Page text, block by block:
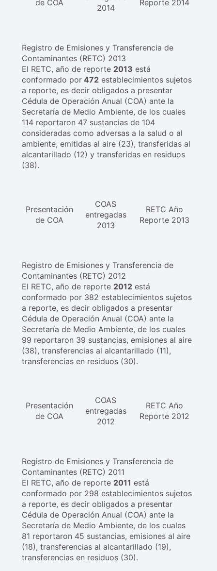
de COA
2014
Reporte 2014
Registro de Emisiones y Transferencia de
Contaminantes (RETC) 2013
El RETC, año de reporte 2013 está
conformado por 472 establecimientos sujetos
a reporte, es decir obligados a presentar
Cédula de Operación Anual (COA) ante la
Secretaría de Medio Ambiente, de los cuales
114 reportaron 47 sustancias de 104
consideradas como adversas a la salud o al
ambiente, emitidas al aire (23), transferidas al
alcantarillado (12) y transferidas en residuos
(38).
Presentación
de COA
COAS
entregadas
2013
RETC Año
Reporte 2013
Registro de Emisiones y Transferencia de
Contaminantes (RETC) 2012
El RETC, año de reporte 2012 está
conformado por 382 establecimientos sujetos
a reporte, es decir obligados a presentar
Cédula de Operación Anual (COA) ante la
Secretaría de Medio Ambiente, de los cuales
99 reportaron 39 sustancias, emisiones al aire
(38), transferencias al alcantarillado (11),
transferencias en residuos (30).
Presentación
de COA
COAS
entregadas
2012
RETC Año
Reporte 2012
Registro de Emisiones y Transferencia de
Contaminantes (RETC) 2011
El RETC, año de reporte 2011 está
conformado por 298 establecimientos sujetos
a reporte, es decir obligados a presentar
Cédula de Operación Anual (COA) ante la
Secretaría de Medio Ambiente, de los cuales
81 reportaron 45 sustancias, emisiones al aire
(18), transferencias al alcantarillado (19),
transferencias en residuos (30).